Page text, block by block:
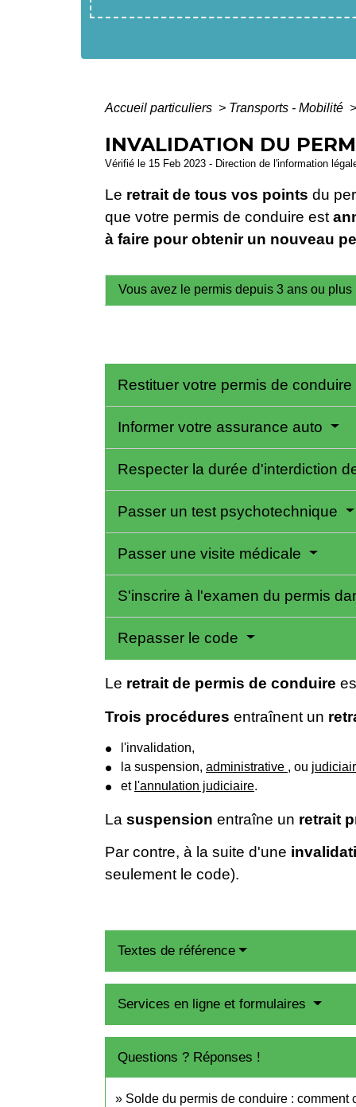
Accueil particuliers > Transports - Mobilité >
INVALIDATION DU
Vérifié le 15 Feb 2023 - Direction de l'information
Le retrait de tous vos points du
que votre permis de conduire est
à faire pour obtenir un nouveau
Vous avez le permis depuis 3 ans ou plus
Restituer votre permis de conduire
Informer votre assurance auto
Respecter la durée d'interdiction
Passer un test psychotechnique
Passer une visite médicale
S'inscrire à l'examen du permis
Repasser le code
Le retrait de permis de conduire
Trois procédures entraînent un
l'invalidation,
la suspension, administrative , ou
et l'annulation judiciaire.
La suspension entraîne un retrait
Par contre, à la suite d'une
seulement le code).
Textes de référence
Services en ligne et formulaires
Questions ? Réponses !
Solde du permis de conduire : comment